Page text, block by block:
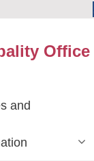
Office
and